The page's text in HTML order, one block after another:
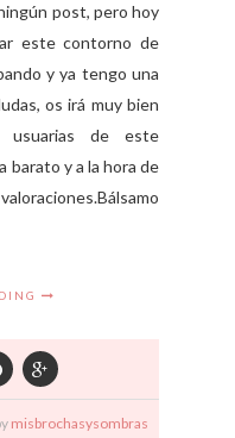
post, pero hoy
este contorno de
y ya tengo una
os irá muy bien
usuarias de este
barato y a la hora de
misbrochasysombras